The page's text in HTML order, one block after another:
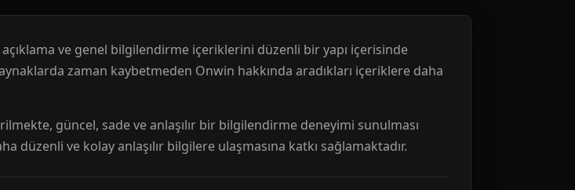
ve genel bilgilendirme içeriklerini düzenli bir yapı içerisinde
zaman kaybetmeden Onwin hakkında aradıkları içeriklere daha
güncel, sade ve anlaşılır bir bilgilendirme deneyimi sunulması
düzenli ve kolay anlaşılır bilgilere ulaşmasına katkı sağlamaktadır.